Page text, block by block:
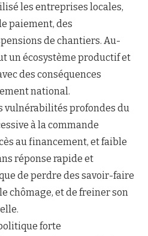
les entreprises locales,
paiement, des
de chantiers. Au-
un écosystème productif et
des conséquences
national.
vulnérabilités profondes du
à la commande
au financement, et faible
réponse rapide et
de perdre des savoir-faire
chômage, et de freiner son
forte